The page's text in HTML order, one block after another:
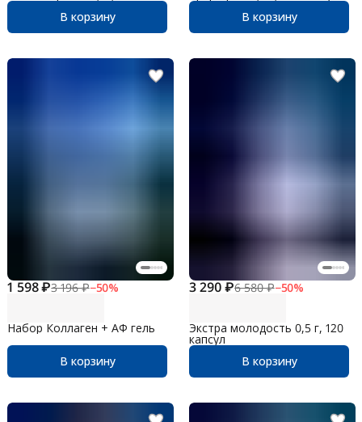
В корзину
В корзину
1 598 ₽3 196 ₽−50%
Набор Коллаген + АФ гель
В корзину
3 290 ₽6 580 ₽−50%
Экстра молодость 0,5 г, 120
капсул
В корзину